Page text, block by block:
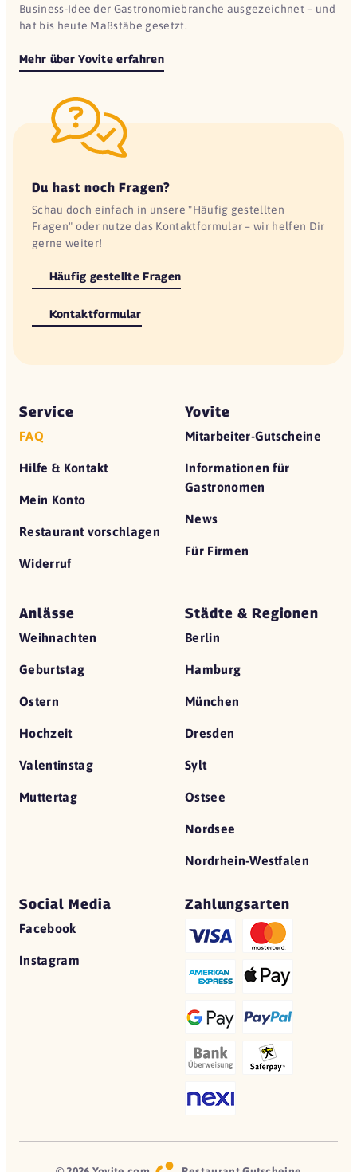
Business-Idee der Gastronomiebranche ausgezeichnet – und
hat bis heute Maßstäbe gesetzt.
Mehr über Yovite erfahren
Du hast noch Fragen?
Schau doch einfach in unsere "Häufig gestellten
Fragen" oder nutze das Kontaktformular – wir helfen Dir
gerne weiter!
Häufig gestellte Fragen
Kontaktformular
Service
FAQ
Hilfe & Kontakt
Mein Konto
Restaurant vorschlagen
Widerruf
Yovite
Mitarbeiter-Gutscheine
Informationen für
Gastronomen
News
Für Firmen
Anlässe
Weihnachten
Geburtstag
Ostern
Hochzeit
Valentinstag
Muttertag
Städte & Regionen
Berlin
Hamburg
München
Dresden
Sylt
Ostsee
Nordsee
Nordrhein-Westfalen
Social Media
Facebook
Instagram
Zahlungsarten